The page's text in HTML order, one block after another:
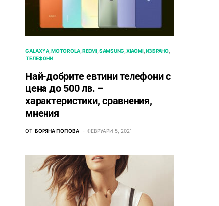
GALAXY A MOTOROLA REDMI SAMSUNG XIAOMI ИЗБРАНО
ТЕЛЕФОНИ
Най-добрите евтини телефони с
ценa до 500 лв. –
характeристики, сравнения,
мнения
ОТ БОРЯНА ПОПОВА ФЕВРУАРИ 5, 2021